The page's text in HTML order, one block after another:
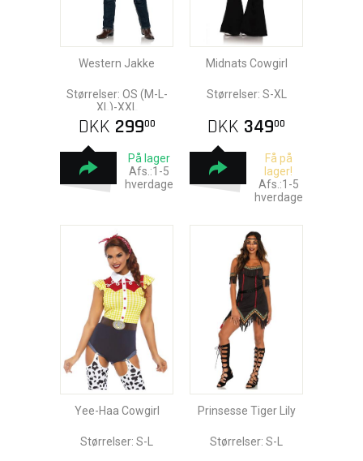
Western Jakke
Størrelser: OS (M-L-
XL)-XXL
DKK 29900
På lager
Afs.:1-5
hverdage
Midnats Cowgirl
Størrelser: S-XL
DKK 34900
Få på
lager!
Afs.:1-5
hverdage
Yee-Haa Cowgirl
Størrelser: S-L
Prinsesse Tiger Lily
Størrelser: S-L